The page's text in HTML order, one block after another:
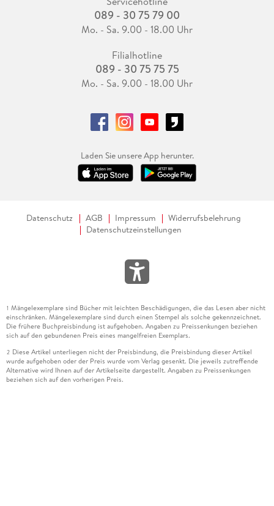
089 - 30 75 79 00
Mo. - Sa. 9.00 - 18.00 Uhr
Filialhotline
089 - 30 75 75 75
Mo. - Sa. 9.00 - 18.00 Uhr
Laden Sie unsere App herunter.
Datenschutz AGB Impressum
Widerrufsbelehrung
Datenschutzeinstellungen
1 Mängelexemplare sind Bücher mit leichten Beschädigungen, die das Lesen aber nicht
einschränken. Mängelexemplare sind durch einen Stempel als solche gekennzeichnet.
Die frühere Buchpreisbindung ist aufgehoben. Angaben zu Preissenkungen beziehen
sich auf den gebundenen Preis eines mangelfreien Exemplars.
2 Diese Artikel unterliegen nicht der Preisbindung, die Preisbindung dieser Artikel
wurde aufgehoben oder der Preis wurde vom Verlag gesenkt. Die jeweils zutreffende
Alternative wird Ihnen auf der Artikelseite dargestellt. Angaben zu Preissenkungen
beziehen sich auf den vorherigen Preis.